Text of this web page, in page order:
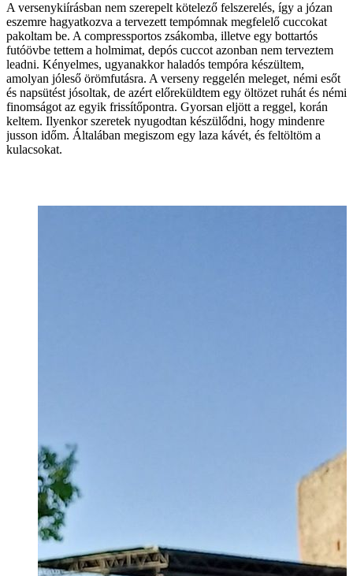
A versenykiírásban nem szerepelt kötelező felszerelés, így a józan
eszemre hagyatkozva a tervezett tempómnak megfelelő cuccokat
pakoltam be. A compressportos zsákomba, illetve egy bottartós
futóövbe tettem a holmimat, depós cuccot azonban nem terveztem
leadni. Kényelmes, ugyanakkor haladós tempóra készültem,
amolyan jóleső örömfutásra. A verseny reggelén meleget, némi esőt
és napsütést jósoltak, de azért előreküldtem egy öltözet ruhát és némi
finomságot az egyik frissítőpontra. Gyorsan eljött a reggel, korán
keltem. Ilyenkor szeretek nyugodtan készülődni, hogy mindenre
jusson időm. Általában megiszom egy laza kávét, és feltöltöm a
kulacsokat.